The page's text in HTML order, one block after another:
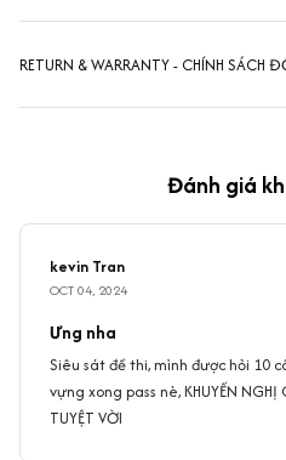
RETURN & WARRANTY - CHÍNH SÁCH
Đánh giá
kevin Tran
OCT 04, 2024
Ưng nha
Siêu sát đề thi, mình được hỏi 10
vựng xong pass nè, KHUYẾN NGHỊ
TUYỆT VỜI